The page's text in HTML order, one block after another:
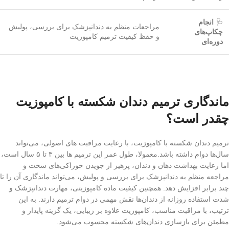
🩺
انجام
چکاپ‌های
دوره‌ای
مراجعات منظم به دندانپزشک برای بررسی، پولیش
و حفظ کیفیت ترمیم کامپوزیت
ماندگاری ترمیم دندان شکسته با کامپوزیت
چقدر است؟
ترمیم دندان شکسته با کامپوزیت، با رعایت مراقبت‌ های اصولی، می‌تواند
سال‌ها دوام داشته باشد.معمولا، طول عمر این ترمیم ها بین ۳ تا ۵ سال است،
اما رعایت بهداشت دهان و دندان، پرهیز از جویدن خوراکی‌های سخت و
مراجعه منظم به دندانپزشک برای بررسی و پولیش، می‌تواند ماندگاری آن را تا
چند برابر افزایش دهد. همچنین کیفیت ماده کامپوزیتی، مهارت دندانپزشک و
شدت استفاده روزانه از دندان‌ها نقش مهمی در دوام ترمیم دارند. به این
ترتیب، با مراقبت مناسب، کامپوزیت علاوه بر زیبایی، یک گزینه پایدار و
مطمئن برای بازسازی دندان‌های شکسته محسوب می‌شود.